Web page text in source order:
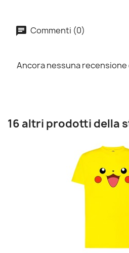
Commenti (0)
Ancora nessuna
16 altri prodotti della